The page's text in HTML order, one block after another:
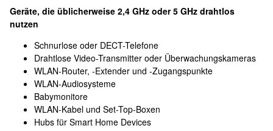
Geräte, die üblicherweise 2,4 GHz oder 5 GHz drahtlos
nutzen
Schnurlose oder DECT-Telefone
Drahtlose Video-Transmitter oder Überwachungskameras
WLAN-Router, -Extender und -Zugangspunkte
WLAN-Audiosysteme
Babymonitore
WLAN-Kabel und Set-Top-Boxen
Hubs für Smart Home Devices